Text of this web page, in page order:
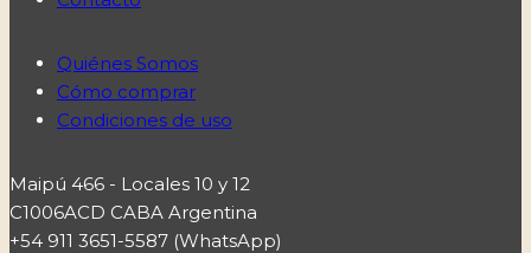
Quiénes Somos
Cómo comprar
Condiciones de uso
Maipú 466 - Locales 10 y 12
C1006ACD CABA Argentina
+54 911 3651-5587 (WhatsApp)